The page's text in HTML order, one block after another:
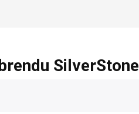
SilverStone